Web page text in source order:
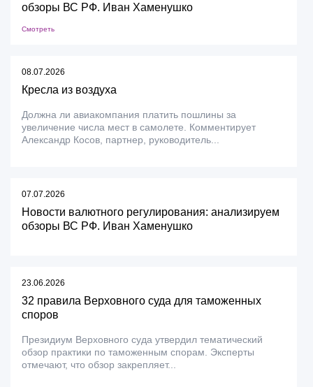
обзоры ВС РФ. Иван Хаменушко
Смотреть
08.07.2026
Кресла из воздуха
Должна ли авиакомпания платить пошлины за
увеличение числа мест в самолете. Комментирует
Александр Косов, партнер, руководитель...
07.07.2026
Новости валютного регулирования: анализируем
обзоры ВС РФ. Иван Хаменушко
23.06.2026
32 правила Верховного суда для таможенных
споров
Президиум Верховного суда утвердил тематический
обзор практики по таможенным спорам. Эксперты
отмечают, что обзор закрепляет...